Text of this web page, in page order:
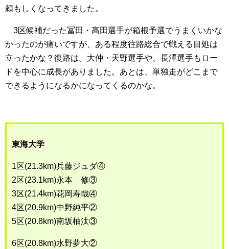
頼もしくなってきました。
3区候補だった冨田・髙田選手が箱根予選でうまくいかな
かったのが痛いですが、ある程度往路総合で戦える目処は
立ったかな？復路は。大仲・天野選手や、長澤選手もロー
ドを中心に成長がありました。あとは、単独走がどこまで
できるようになるかになってくるのかな。
東海大学
1区(21.3km)兵藤ジュダ④
2区(23.1km)永本 修③
3区(21.4km)花岡寿哉④
4区(20.9km)中野純平②
5区(20.8km)南坂柚汰③
6区(20.8km)水野夢大②